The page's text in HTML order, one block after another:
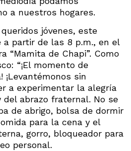
a nuestros hogares.
jóvenes, este
a partir de las 8 p.m., en el
“Mamita de Chapi”. Como
“¡El momento de
¡Levantémonos sin
a experimentar la alegría
abrazo fraternal. No se
de abrigo, bolsa de dormir
para la cena y el
gorro, bloqueador para
personal.